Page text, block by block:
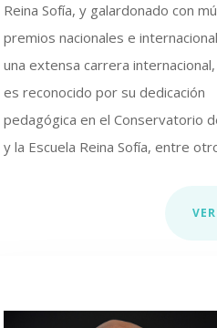
Reina Sofía, y galardonado con
premios nacionales e
una extensa carrera
es reconocido por su dedicación
pedagógica en el Conservatorio
y la Escuela Reina Sofía, entre